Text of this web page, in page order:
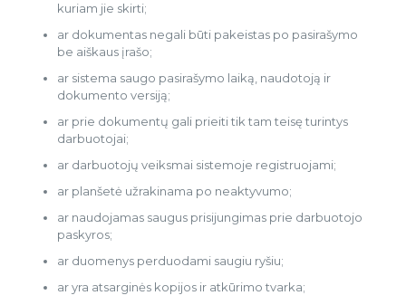
kuriam jie skirti;
ar dokumentas negali būti pakeistas po pasirašymo
be aiškaus įrašo;
ar sistema saugo pasirašymo laiką, naudotoją ir
dokumento versiją;
ar prie dokumentų gali prieiti tik tam teisę turintys
darbuotojai;
ar darbuotojų veiksmai sistemoje registruojami;
ar planšetė užrakinama po neaktyvumo;
ar naudojamas saugus prisijungimas prie darbuotojo
paskyros;
ar duomenys perduodami saugiu ryšiu;
ar yra atsarginės kopijos ir atkūrimo tvarka;